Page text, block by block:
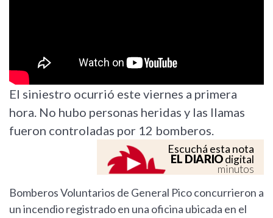
El siniestro ocurrió este viernes a primera
hora. No hubo personas heridas y las llamas
fueron controladas por 12 bomberos.
Escuchá esta nota
EL DIARIOdigital
minutos
Bomberos Voluntarios de General Pico concurrieron a
un incendio registrado en una oficina ubicada en el